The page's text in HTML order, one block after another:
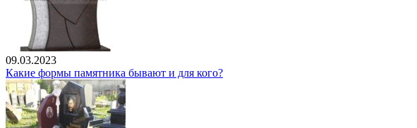
09.03.2023
Какие формы памятника бывают и для кого?